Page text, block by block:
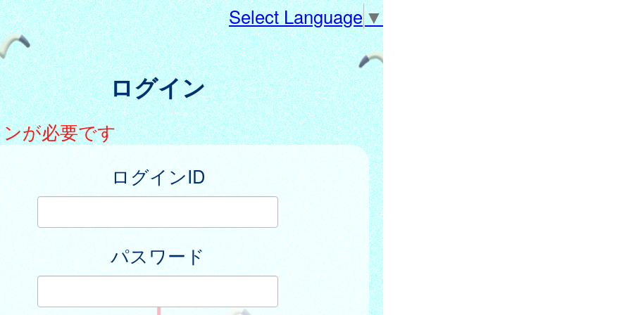
Select Language▼
ログイン
が必要です
ログインID
パスワード